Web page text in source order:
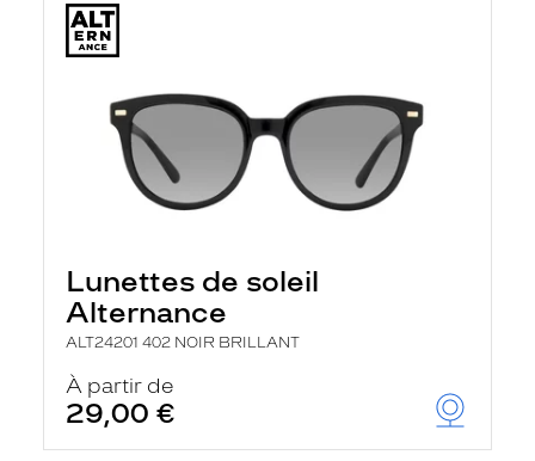
Lunettes de soleil
Alternance
ALT24201 402 NOIR BRILLANT
À partir de
29,00 €